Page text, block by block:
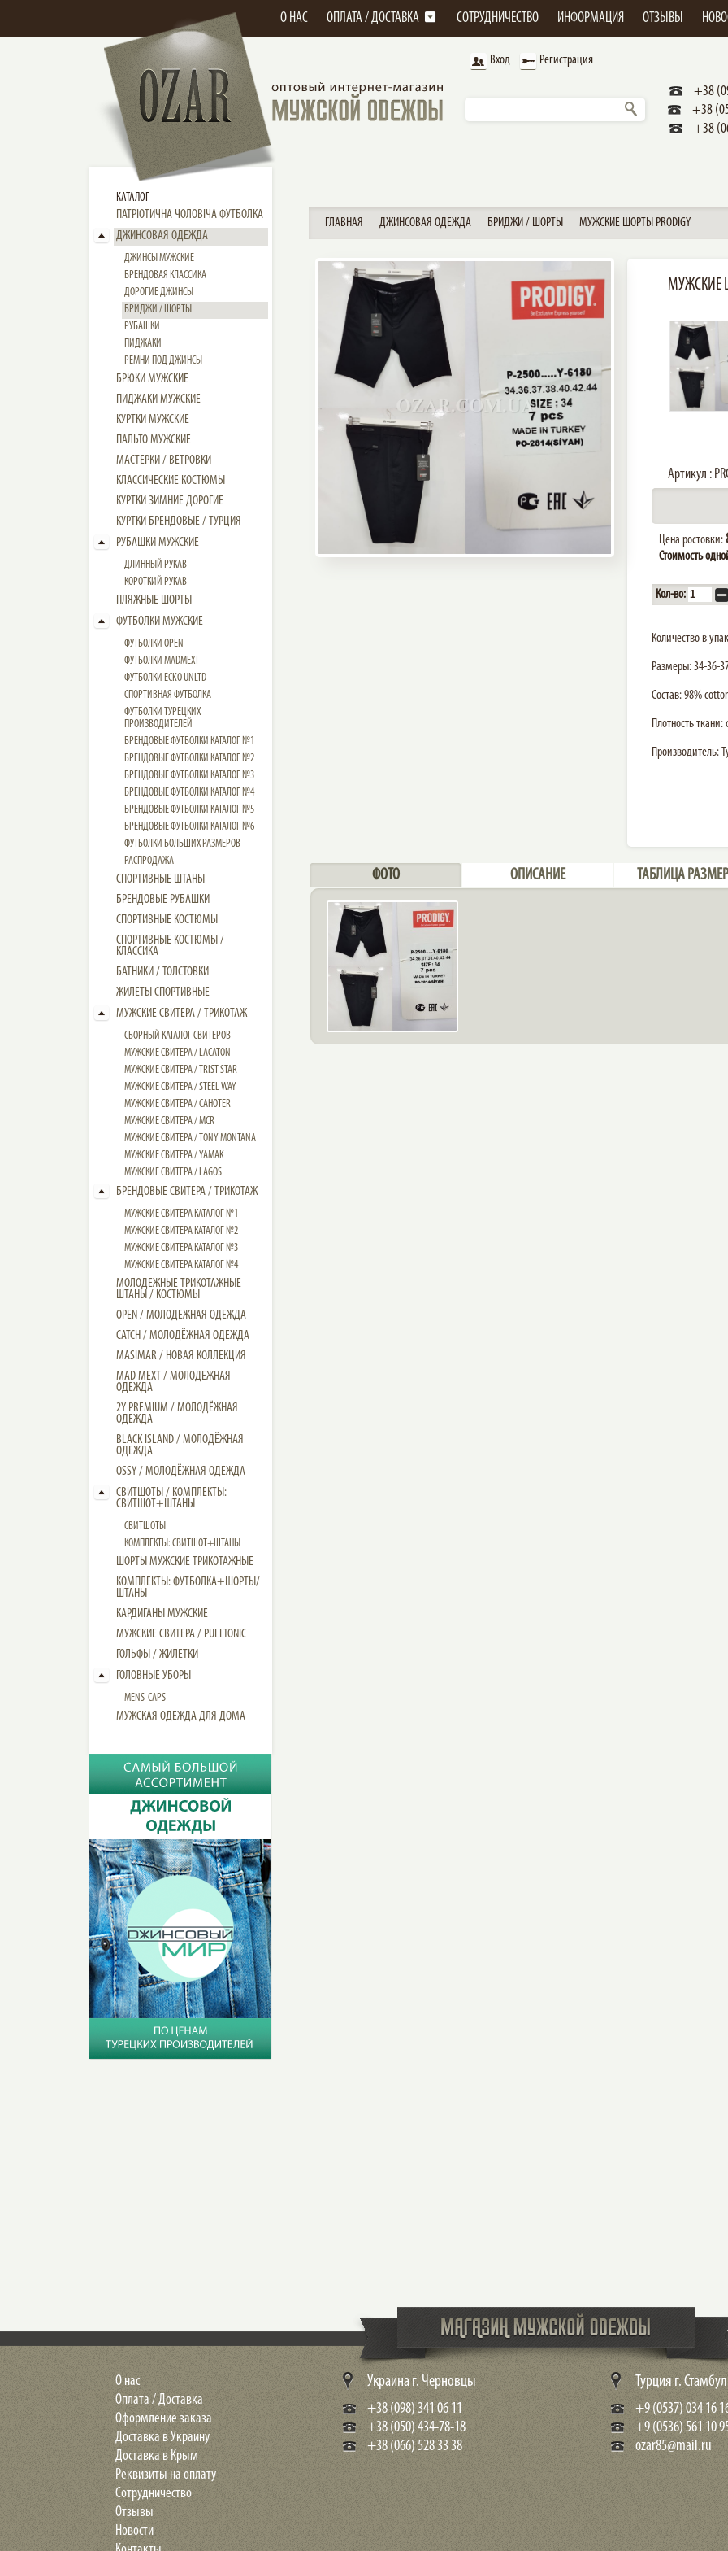
О НАС ОПЛАТА / ДОСТАВКА СОТРУДНИЧЕСТВО ИНФОРМАЦИЯ ОТЗЫВЫ
+38
+38
+38
Вход Регистрация
КАТАЛОГ
ПАТРІОТИЧНА ЧОЛОВІЧА ФУТБОЛКА
ДЖИНСОВАЯ ОДЕЖДА
ДЖИНСЫ МУЖСКИЕ
БРЕНДОВАЯ КЛАССИКА
ДОРОГИЕ ДЖИНСЫ
БРИДЖИ / ШОРТЫ
РУБАШКИ
ПИДЖАКИ
РЕМНИ ПОД ДЖИНСЫ
БРЮКИ МУЖСКИЕ
ПИДЖАКИ МУЖСКИЕ
КУРТКИ МУЖСКИЕ
ПАЛЬТО МУЖСКИЕ
МАСТЕРКИ / ВЕТРОВКИ
КЛАССИЧЕСКИЕ КОСТЮМЫ
КУРТКИ ЗИМНИЕ ДОРОГИЕ
КУРТКИ БРЕНДОВЫЕ / ТУРЦИЯ
РУБАШКИ МУЖСКИЕ
ДЛИННЫЙ РУКАВ
КОРОТКИЙ РУКАВ
ПЛЯЖНЫЕ ШОРТЫ
ФУТБОЛКИ МУЖСКИЕ
ФУТБОЛКИ OPEN
ФУТБОЛКИ MADMEXT
ФУТБОЛКИ ECKO UNLTD
СПОРТИВНАЯ ФУТБОЛКА
ФУТБОЛКИ ТУРЕЦКИХ
ПРОИЗВОДИТЕЛЕЙ
БРЕНДОВЫЕ ФУТБОЛКИ КАТАЛОГ №1
БРЕНДОВЫЕ ФУТБОЛКИ КАТАЛОГ №2
БРЕНДОВЫЕ ФУТБОЛКИ КАТАЛОГ №3
БРЕНДОВЫЕ ФУТБОЛКИ КАТАЛОГ №4
БРЕНДОВЫЕ ФУТБОЛКИ КАТАЛОГ №5
БРЕНДОВЫЕ ФУТБОЛКИ КАТАЛОГ №6
ФУТБОЛКИ БОЛЬШИХ РАЗМЕРОВ
РАСПРОДАЖА
СПОРТИВНЫЕ ШТАНЫ
БРЕНДОВЫЕ РУБАШКИ
СПОРТИВНЫЕ КОСТЮМЫ
СПОРТИВНЫЕ КОСТЮМЫ /
КЛАССИКА
БАТНИКИ / ТОЛСТОВКИ
ЖИЛЕТЫ СПОРТИВНЫЕ
МУЖСКИЕ СВИТЕРА / ТРИКОТАЖ
СБОРНЫЙ КАТАЛОГ СВИТЕРОВ
МУЖСКИЕ СВИТЕРА / LACATON
МУЖСКИЕ СВИТЕРА / TRIST STAR
МУЖСКИЕ СВИТЕРА / STEEL WAY
МУЖСКИЕ СВИТЕРА / CAHOTER
МУЖСКИЕ CВИТЕРА / MCR
МУЖСКИЕ CВИТЕРА / TONY MONTANA
МУЖСКИЕ СВИТЕРА / YAMAK
МУЖСКИЕ СВИТЕРА / LAGOS
БРЕНДОВЫЕ СВИТЕРА / ТРИКОТАЖ
МУЖСКИЕ СВИТЕРА КАТАЛОГ №1
МУЖСКИЕ СВИТЕРА КАТАЛОГ №2
МУЖСКИЕ СВИТЕРА КАТАЛОГ №3
МУЖСКИЕ СВИТЕРА КАТАЛОГ №4
МОЛОДЕЖНЫЕ ТРИКОТАЖНЫЕ
ШТАНЫ / КОСТЮМЫ
OPEN / МОЛОДЕЖНАЯ ОДЕЖДА
CATCH / МОЛОДЁЖНАЯ ОДЕЖДА
MASIMAR / НОВАЯ КОЛЛЕКЦИЯ
MAD MEXT / МОЛОДЕЖНАЯ
ОДЕЖДА
2Y PREMIUM / МОЛОДЁЖНАЯ
ОДЕЖДА
BLACK ISLAND / МОЛОДЁЖНАЯ
ОДЕЖДА
OSSY / МОЛОДЁЖНАЯ ОДЕЖДА
СВИТШОТЫ / КОМПЛЕКТЫ:
СВИТШОТ+ШТАНЫ
СВИТШОТЫ
КОМПЛЕКТЫ: СВИТШОТ+ШТАНЫ
ШОРТЫ МУЖСКИЕ ТРИКОТАЖНЫЕ
КОМПЛЕКТЫ: ФУТБОЛКА+ШОРТЫ/
ШТАНЫ
КАРДИГАНЫ МУЖСКИЕ
МУЖСКИЕ СВИТЕРА / PULLTONIC
ГОЛЬФЫ / ЖИЛЕТКИ
ГОЛОВНЫЕ УБОРЫ
MENS-CAPS
МУЖСКАЯ ОДЕЖДА ДЛЯ ДОМА
ГЛАВНАЯ ДЖИНСОВАЯ ОДЕЖДА БРИДЖИ / ШОРТЫ МУЖСКИЕ ШОРТЫ PRODIGY
МУЖСКИЕ
Артикул :
Цена ростовки:
Стоимость
Кол-во:
Количество в
Размеры: 34-36-
Состав: 98%
Плотность
Производитель:
ФОТО ОПИСАНИЕ ТАБЛИЦА
О нас
Оплата / Доставка
Оформление заказа
Доставка в Украину
Доставка в Крым
Реквизиты на оплату
Сотрудничество
Отзывы
Новости
Украина г. Черновцы
+38 (098) 341 06 11
+38 (050) 434-78-18
+38 (066) 528 33 38
Турция г. Стамбул
+9 (0537) 034 16
+9 (0536) 561 10
ozar85@mail.ru